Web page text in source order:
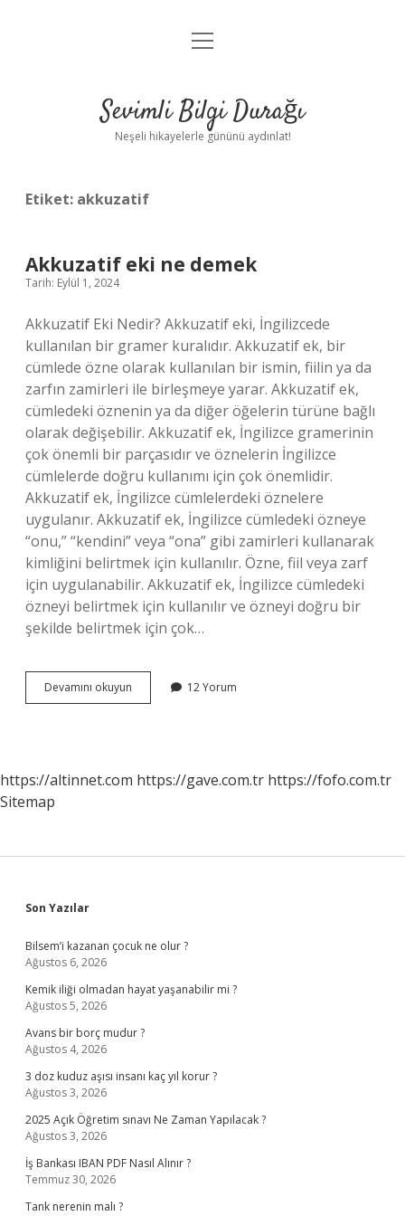
Anasayfa
Yasal Uyarı
menüyü
Sevimli Bilgi Durağı
Neşeli hikayelerle gününü aydınlat!
Etiket: akkuzatif
Akkuzatif eki ne demek
Tarih: Eylül 1, 2024
Akkuzatif Eki Nedir? Akkuzatif eki, İngilizcede
kullanılan bir gramer kuralıdır. Akkuzatif ek, bir
cümlede özne olarak kullanılan bir ismin, fiilin ya da
zarfın zamirleri ile birleşmeye yarar. Akkuzatif ek,
cümledeki öznenin ya da diğer öğelerin türüne bağlı
olarak değişebilir. Akkuzatif ek, İngilizce gramerinin
çok önemli bir parçasıdır ve öznelerin İngilizce
cümlelerde doğru kullanımı için çok önemlidir.
Akkuzatif ek, İngilizce cümlelerdeki öznelere
uygulanır. Akkuzatif ek, İngilizce cümledeki özneye
“onu,” “kendini” veya “ona” gibi zamirleri kullanarak
kimliğini belirtmek için kullanılır. Özne, fiil veya zarf
için uygulanabilir. Akkuzatif ek, İngilizce cümledeki
özneyi belirtmek için kullanılır ve özneyi doğru bir
şekilde belirtmek için çok…
Devamını okuyun Akkuzatif
eki
12 Yorum
https://altinnet.com https://gave.com.tr https://fofo.com.tr
Sitemap
Sidebar
Son Yazılar
Bilsem’i kazanan çocuk ne olur ?
Ağustos 6, 2026
Kemik iliği olmadan hayat yaşanabilir mi ?
Ağustos 5, 2026
Avans bir borç mudur ?
Ağustos 4, 2026
3 doz kuduz aşısı insanı kaç yıl korur ?
Ağustos 3, 2026
2025 Açık Öğretim sınavı Ne Zaman Yapılacak ?
Ağustos 3, 2026
İş Bankası IBAN PDF Nasıl Alınır ?
Temmuz 30, 2026
Tank nerenin malı ?